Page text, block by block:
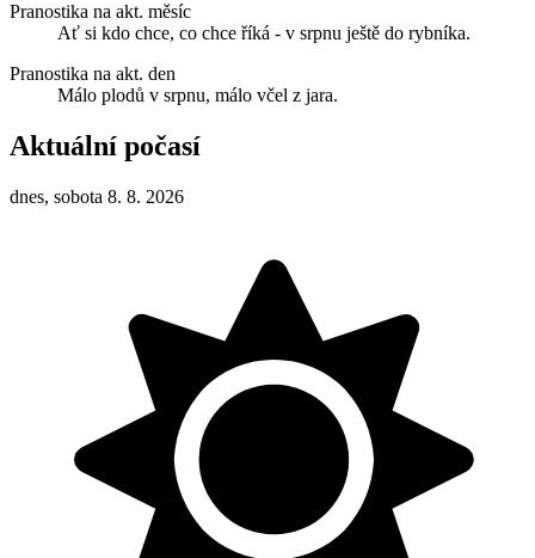
Pranostika na akt. měsíc
Ať si kdo chce, co chce říká - v srpnu ještě do rybníka.
Pranostika na akt. den
Málo plodů v srpnu, málo včel z jara.
Aktuální počasí
dnes, sobota 8. 8. 2026